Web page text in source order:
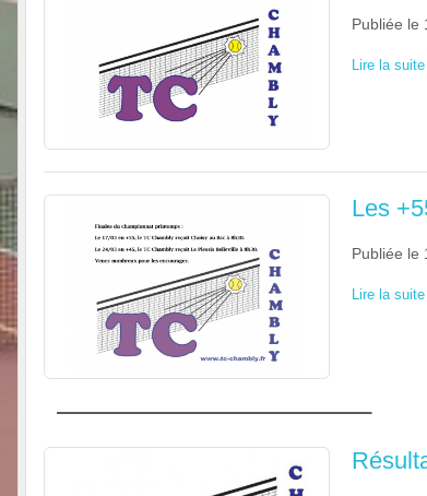
Publiée le
Lire la suite
Les
Publiée le
Lire la suite